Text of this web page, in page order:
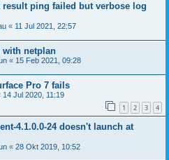
ping failed but verbose log
« 11 Jul 2021, 22:57
with netplan
« 15 Feb 2021, 09:28
Pro 7 fails
14 Jul 2020, 11:19
1 2 3 4
4.1.0.0-24 doesn't launch at
« 28 Okt 2019, 10:52